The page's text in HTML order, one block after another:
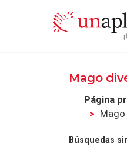
Mago
Página
Búsquedas